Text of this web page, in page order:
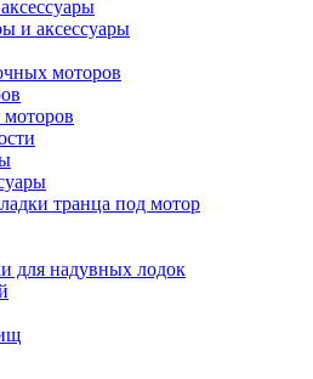
и аксессуары
моторов
транца под мотор
для надувных лодок